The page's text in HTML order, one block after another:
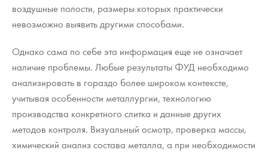
воздушные полости, размеры которых практически
невозможно выявить другими способами.
Однако сама по себе эта информация еще не означает
наличие проблемы. Любые результаты ФУД необходимо
анализировать в гораздо более широком контексте,
учитывая особенности металлургии, технологию
производства конкретного слитка и данные других
методов контроля. Визуальный осмотр, проверка массы,
химический анализ состава металла, а при необходимости